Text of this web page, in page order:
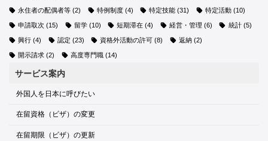
永住者の配偶者等 (2) 特例制度(4) 特定技能 (31) 特定活動(10)
申請取次 (15) 留学(10) 短期滞在 (4) 経営・管理 (6) 統計(5)
興行 (4) 認定 (23) 資格外活動の許可 (8) 返納(2)
開示請求 (2) 高度専門職(14)
サービス案内
外国人を日本に呼びたい
在留資格（ビザ）の変更
在留期限（ビザ）の更新